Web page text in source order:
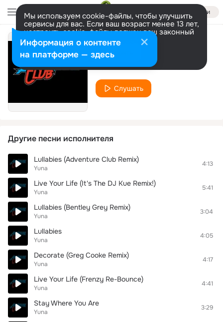
Войти
Мы используем cookie-файлы, чтобы улучшить
сервисы для вас. Если ваш возраст менее 13 лет,
настроить cookie-файлы должен ваш законный
представитель. Больше информации
Разрешить все Настроить
Перезагрузка
Yuna
Слушать
Другие песни исполнителя
Lullabies (Adventure Club Remix)
Yuna
4:13
Live Your Life (It's The DJ Kue Remix!)
Yuna
5:41
Lullabies (Bentley Grey Remix)
Yuna
3:04
Lullabies
Yuna
4:05
Decorate (Greg Cooke Remix)
Yuna
4:17
Live Your Life (Frenzy Re-Bounce)
Yuna
4:41
Stay Where You Are
Yuna
3:29
Информация о контенте
на платформе — здесь